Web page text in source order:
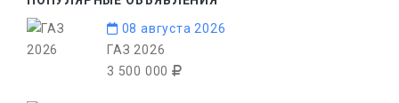
08 августа 2026
ГАЗ 2026
3 500 000